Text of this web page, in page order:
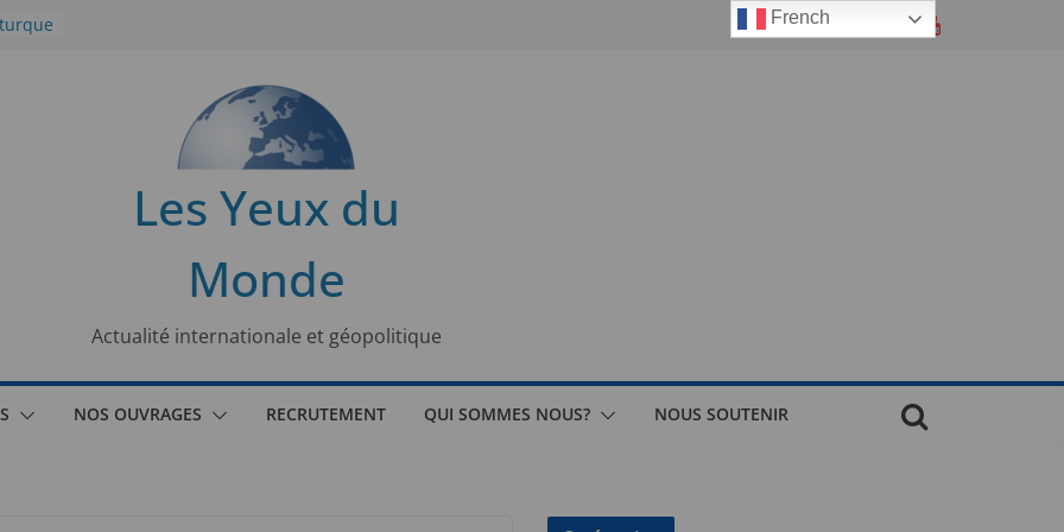
Les Yeux du
Monde
Actualité internationale et géopolitique
NOS OUVRAGES RECRUTEMENT QUI SOMMES NOUS? NOUS SOUTENIR
French